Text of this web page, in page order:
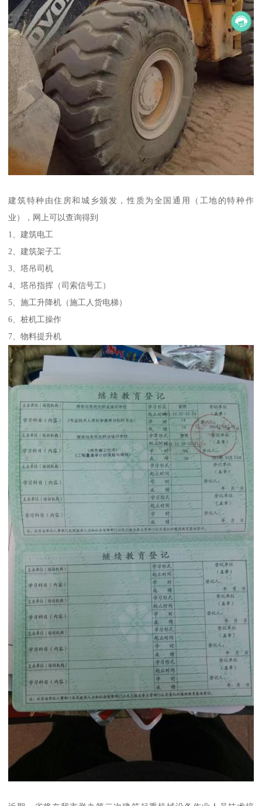
建筑特种由住房和城乡颁发，性质为全国通用（工地的特种作
业），网上可以查询得到
1、建筑电工
2、建筑架子工
3、塔吊司机
4、塔吊指挥（司索信号工）
5、施工升降机（施工人货电梯）
6、桩机工操作
7、物料提升机